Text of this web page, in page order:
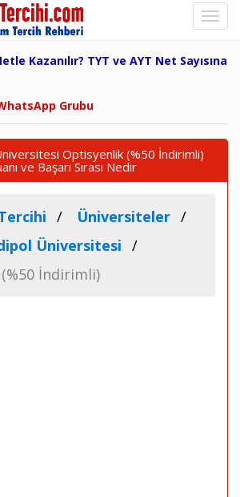
Kazanılır? TYT ve AYT Net Sayısına
Grubu
Optisyenlik (%50 İndirimli)
ve Başarı Sırası Nedir
Üniversiteler
Üniversitesi
İndirimli)